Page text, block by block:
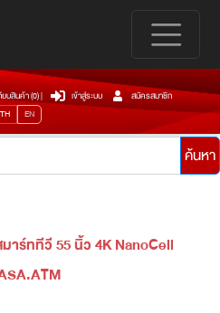
ยบสินค้า (0)| เข้าสู่ระบบ
สมัครสมาชิก
TH
EN
ค้นหา
าร์ททีวี 55 นิ้ว 4K NanoCell